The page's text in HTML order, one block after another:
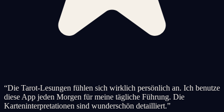
“Die Tarot-Lesungen fühlen sich wirklich persönlich an. Ich benutze
diese App jeden Morgen für meine tägliche Führung. Die
Karteninterpretationen sind wunderschön detailliert.”